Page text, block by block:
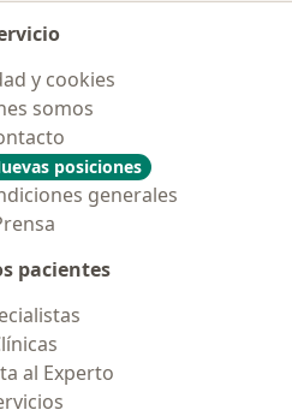
y cookies
somos
posiciones
generales
pacientes
al Experto